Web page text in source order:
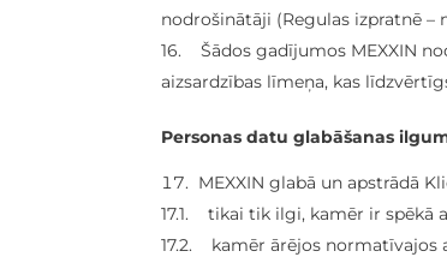
nodrošinātāji (Regulas izpratnē –
16. Šādos gadījumos MEXXIN
aizsardzības līmeņa, kas
Personas datu glabāšanas
MEXXIN glabā un apstrādā
17.1. tikai tik ilgi, kamēr ir spēkā
17.2. kamēr ārējos normatīvajos